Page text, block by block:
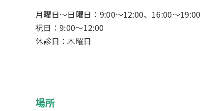
月曜日～日曜日：9:00～12:00、16:00～19:00
祝日：9:00～12:00
休診日：木曜日
場所